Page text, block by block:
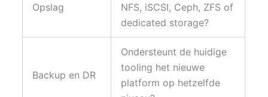
Opslag
NFS, iSCSI, Ceph, ZFS of
dedicated storage?
Backup en DR
Ondersteunt de huidige
tooling het nieuwe
platform op hetzelfde